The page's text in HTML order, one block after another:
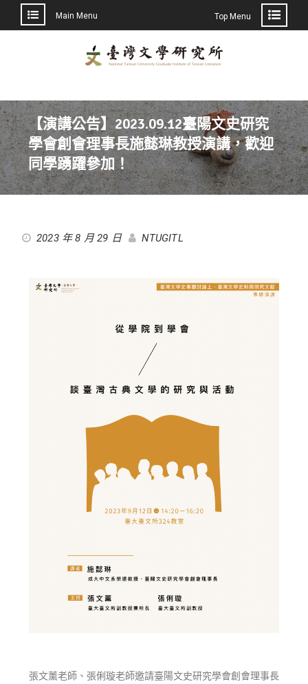
Main Menu Top Menu
【演講公告】2023.09.12臺陽文史研究
學會創會理事長施懿琳教授演講，歡迎
同學踴躍參加！
2023 年 8 月 29 日 NTUGITL
張文薰老師、張俐璇老師邀請臺陽文史研究學會創會理事長